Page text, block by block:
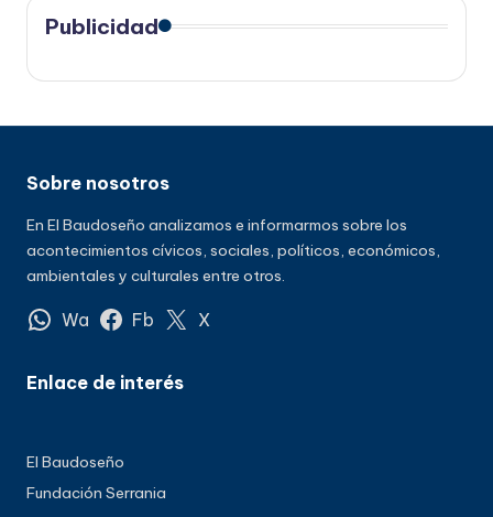
Publicidad
Sobre nosotros
En El Baudoseño analizamos e informarmos sobre los
acontecimientos cívicos, sociales, políticos, económicos,
ambientales y culturales entre otros.
Wa Fb X
Enlace de interés
El Baudoseño
Fundación Serrania